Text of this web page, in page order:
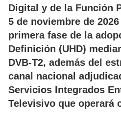
Digital y de la Función
5 de noviembre de
primera fase de la
Definición (UHD)
DVB-T2, además del
canal nacional
Servicios Integrados
Televisivo que operará